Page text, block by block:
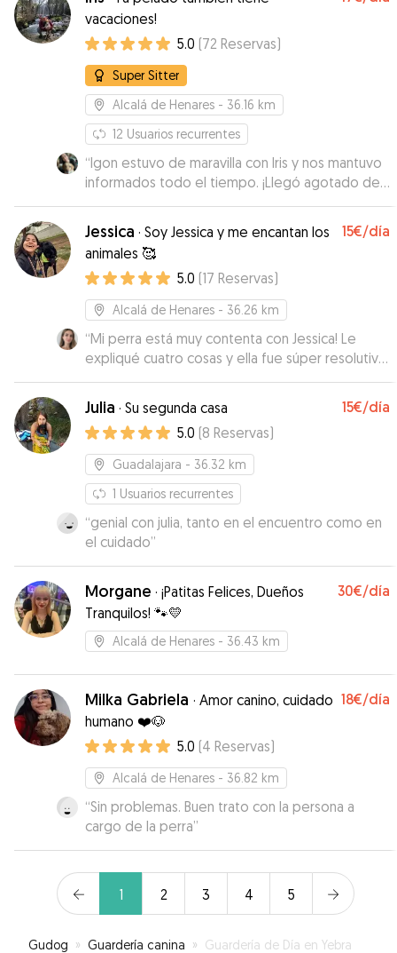
vacaciones!
5.0 (72 Reservas)
Super Sitter
Alcalá de Henares - 36.16 km
12 Usuarios recurrentes
“Igon estuvo de maravilla con Iris y nos mantuvo
informados todo el tiempo. ¡Llegó agotado de
lo bien que se lo pasó!”
Jessica · Soy Jessica y me encantan los
animales 🥰
15€/día
5.0 (17 Reservas)
Alcalá de Henares - 36.26 km
“Mi perra está muy contenta con Jessica! Le
expliqué cuatro cosas y ella fue súper resolutiva
para que el paseo fuese genial y eso que yo no
estaba para explicarle. Se le nota que le gusta
cuidar a los perretes y que todo el mundo esté
contento. La verdad que ha sido una buena
sorpresa! Además está muy disponible y se
agradece. Gracias a ella estoy más tranquila con
que mi perra esté feliz!”
Julia · Su segunda casa 15€/día
5.0 (8 Reservas)
Guadalajara - 36.32 km
1 Usuarios recurrentes
“genial con julia, tanto en el encuentro como en
el cuidado”
Morgane · ¡Patitas Felices, Dueños
Tranquilos! 🐾💛
30€/día
Alcalá de Henares - 36.43 km
Milka Gabriela · Amor canino, cuidado
humano ❤️🐶
18€/día
5.0 (4 Reservas)
Alcalá de Henares - 36.82 km
“Sin problemas. Buen trato con la persona a
cargo de la perra”
1 2 3 4 5
Gudog » Guardería canina » Guardería de Día en Yebra